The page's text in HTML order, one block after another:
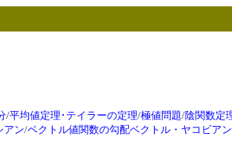
/平均値定理･テイラーの定理/極値問題/陰関数定
アン/ベクトル値関数の勾配ベクトル・ヤコビア